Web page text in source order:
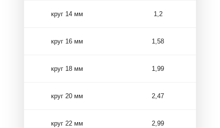
круг 14 мм 1,2
круг 16 мм 1,58
круг 18 мм 1,99
круг 20 мм 2,47
круг 22 мм 2,99